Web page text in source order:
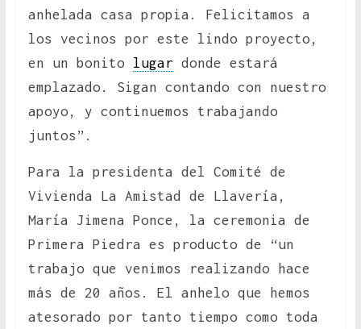
anhelada casa propia. Felicitamos a
los vecinos por este lindo proyecto,
en un bonito lugar donde estará
emplazado. Sigan contando con nuestro
apoyo, y continuemos trabajando
juntos”.
Para la presidenta del Comité de
Vivienda La Amistad de Llavería,
María Jimena Ponce, la ceremonia de
Primera Piedra es producto de “un
trabajo que venimos realizando hace
más de 20 años. El anhelo que hemos
atesorado por tanto tiempo como toda